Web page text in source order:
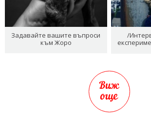
Задавайте вашите въпроси
към Жоро
/
Виж
още